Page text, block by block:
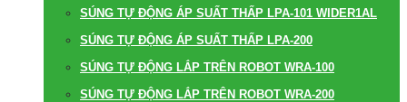
SÚNG TỰ ĐỘNG ÁP SUẤT THẤP LPA-101 WIDER1AL
SÚNG TỰ ĐỘNG ÁP SUẤT THẤP LPA-200
SÚNG TỰ ĐỘNG LẮP TRÊN ROBOT WRA-100
SÚNG TỰ ĐỘNG LẮP TRÊN ROBOT WRA-200